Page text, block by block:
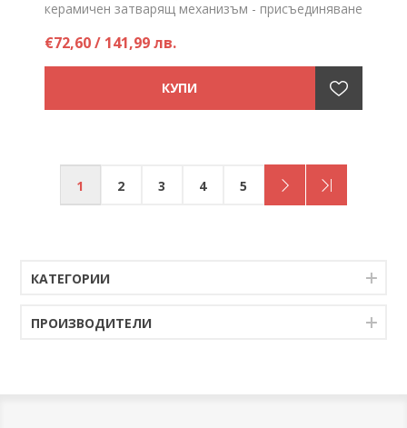
керамичен затварящ механизъм - присъединяване
Perlator
€72,60 / 141,99 лв.
1 2 3 4 5
КАТЕГОРИИ
ПРОИЗВОДИТЕЛИ